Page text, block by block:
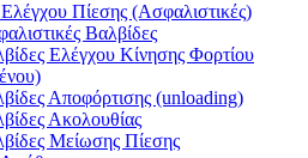
Πίεσης (Ασφαλιστικές)
Βαλβίδες
Ελέγχου Κίνησης Φορτίου
Αποφόρτισης (unloading)
Ακολουθίας
Μείωσης Πίεσης